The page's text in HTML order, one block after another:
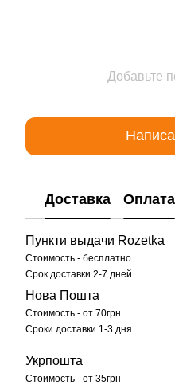
Добавьте
Доставка Оплата
Пункти выдачи Rozetka
Стоимость - бесплатно
Срок доставки 2-7 дней
Нова Пошта
Стоимость - от 70грн
Сроки доставки 1-3 дня
Укрпошта
Стоимость - от 35грн